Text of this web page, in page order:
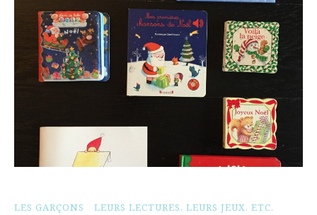
LES GARÇONS LEURS LECTURES, LEURS JEUX, ETC.